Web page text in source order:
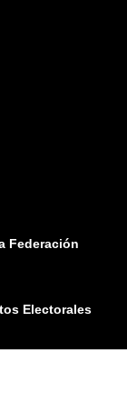
Federación
Electorales